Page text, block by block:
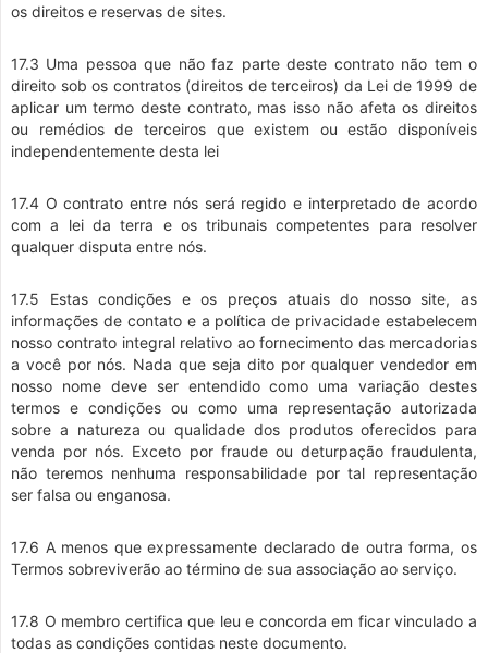
os direitos e reservas de sites.
17.3 Uma pessoa que não faz parte deste contrato não tem o
direito sob os contratos (direitos de terceiros) da Lei de 1999 de
aplicar um termo deste contrato, mas isso não afeta os direitos
ou remédios de terceiros que existem ou estão disponíveis
independentemente desta lei
17.4 O contrato entre nós será regido e interpretado de acordo
com a lei da terra e os tribunais competentes para resolver
qualquer disputa entre nós.
17.5 Estas condições e os preços atuais do nosso site, as
informações de contato e a política de privacidade estabelecem
nosso contrato integral relativo ao fornecimento das mercadorias
a você por nós. Nada que seja dito por qualquer vendedor em
nosso nome deve ser entendido como uma variação destes
termos e condições ou como uma representação autorizada
sobre a natureza ou qualidade dos produtos oferecidos para
venda por nós. Exceto por fraude ou deturpação fraudulenta,
não teremos nenhuma responsabilidade por tal representação
ser falsa ou enganosa.
17.6 A menos que expressamente declarado de outra forma, os
Termos sobreviverão ao término de sua associação ao serviço.
17.8 O membro certifica que leu e concorda em ficar vinculado a
todas as condições contidas neste documento.